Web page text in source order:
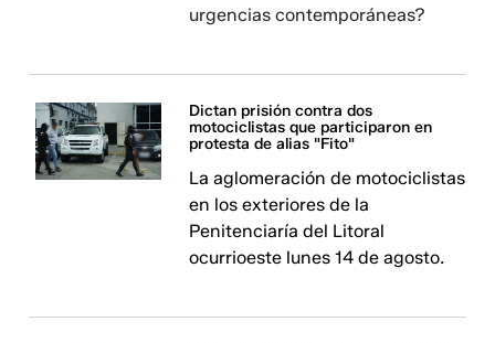
urgencias contemporáneas?
Dictan prisión contra dos
motociclistas que participaron en
protesta de alias "Fito"
La aglomeración de motociclistas
en los exteriores de la
Penitenciaría del Litoral
ocurrioeste lunes 14 de agosto.